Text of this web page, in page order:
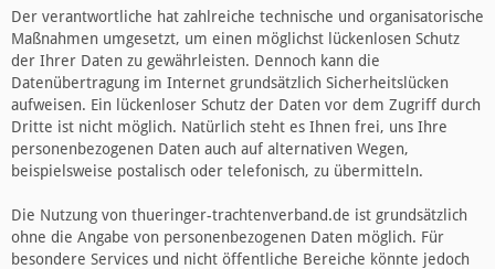
Der verantwortliche hat zahlreiche technische und organisatorische
Maßnahmen umgesetzt, um einen möglichst lückenlosen Schutz
der Ihrer Daten zu gewährleisten. Dennoch kann die
Datenübertragung im Internet grundsätzlich Sicherheitslücken
aufweisen. Ein lückenloser Schutz der Daten vor dem Zugriff durch
Dritte ist nicht möglich. Natürlich steht es Ihnen frei, uns Ihre
personenbezogenen Daten auch auf alternativen Wegen,
beispielsweise postalisch oder telefonisch, zu übermitteln.
Die Nutzung von thueringer-trachtenverband.de ist grundsätzlich
ohne die Angabe von personenbezogenen Daten möglich. Für
besondere Services und nicht öffentliche Bereiche könnte jedoch